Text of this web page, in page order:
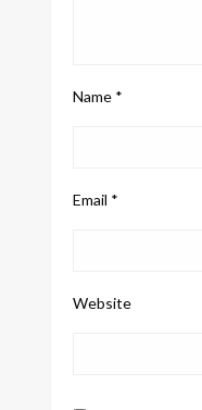
Name *
Email *
Website